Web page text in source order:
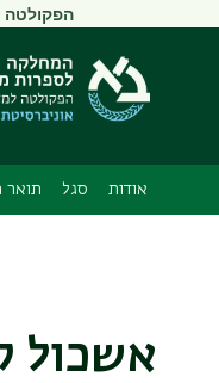
תפריט
משני
הפקולטה
אודות סגל תואר
אשכול